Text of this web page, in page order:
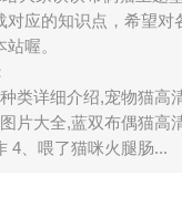
对应的知识点，希望对
喔。
类详细介绍,宠物猫高
片大全,蓝双布偶猫高
4、喂了猫咪火腿肠...